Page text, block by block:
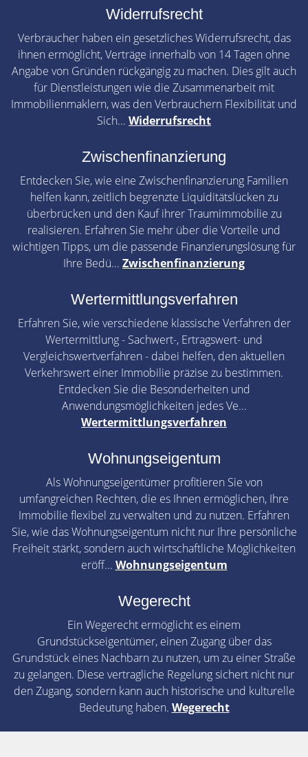
Widerrufsrecht
Verbraucher haben ein gesetzliches Widerrufsrecht, das
ihnen ermöglicht, Verträge innerhalb von 14 Tagen ohne
Angabe von Gründen rückgängig zu machen. Dies gilt auch
für Dienstleistungen wie die Zusammenarbeit mit
Immobilienmaklern, was den Verbrauchern Flexibilität und
Sich... Widerrufsrecht
Zwischenfinanzierung
Entdecken Sie, wie eine Zwischenfinanzierung Familien
helfen kann, zeitlich begrenzte Liquiditätslücken zu
überbrücken und den Kauf ihrer Traumimmobilie zu
realisieren. Erfahren Sie mehr über die Vorteile und
wichtigen Tipps, um die passende Finanzierungslösung für
Ihre Bedü... Zwischenfinanzierung
Wertermittlungsverfahren
Erfahren Sie, wie verschiedene klassische Verfahren der
Wertermittlung - Sachwert-, Ertragswert- und
Vergleichswertverfahren - dabei helfen, den aktuellen
Verkehrswert einer Immobilie präzise zu bestimmen.
Entdecken Sie die Besonderheiten und
Anwendungsmöglichkeiten jedes Ve...
Wertermittlungsverfahren
Wohnungseigentum
Als Wohnungseigentümer profitieren Sie von
umfangreichen Rechten, die es Ihnen ermöglichen, Ihre
Immobilie flexibel zu verwalten und zu nutzen. Erfahren
Sie, wie das Wohnungseigentum nicht nur Ihre persönliche
Freiheit stärkt, sondern auch wirtschaftliche Möglichkeiten
eröff... Wohnungseigentum
Wegerecht
Ein Wegerecht ermöglicht es einem
Grundstückseigentümer, einen Zugang über das
Grundstück eines Nachbarn zu nutzen, um zu einer Straße
zu gelangen. Diese vertragliche Regelung sichert nicht nur
den Zugang, sondern kann auch historische und kulturelle
Bedeutung haben. Wegerecht